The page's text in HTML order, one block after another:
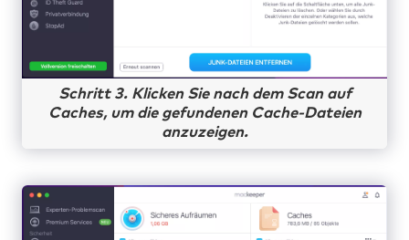
Schritt 3. Klicken Sie nach dem Scan auf
Caches, um die gefundenen Cache-Dateien
anzuzeigen.